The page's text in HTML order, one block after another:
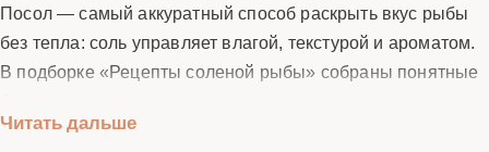
Супы
Ингредиенты
Блог
Посол — самый аккуратный способ раскрыть вкус рыбы
без тепла: соль управляет влагой, текстурой и ароматом.
В подборке «Рецепты соленой рыбы» собраны понятные
гравлакса и «быстрых» слабосолёных вариантов. Мы
Читать дальше